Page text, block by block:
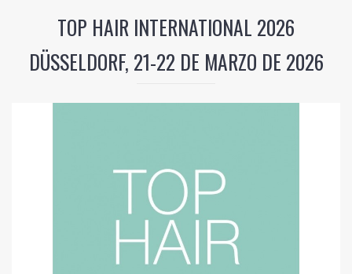
TOP HAIR INTERNATIONAL 2026
DÜSSELDORF, 21-22 DE MARZO DE 2026